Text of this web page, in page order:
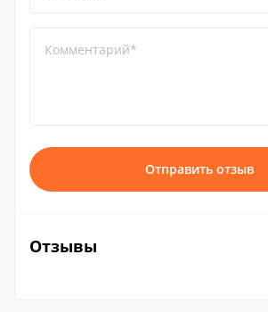
Комментарий*
Отправить отзыв
Отзывы